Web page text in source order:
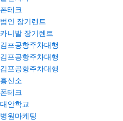
폰테크
법인 장기렌트
카니발 장기렌트
김포공항주차대행
김포공항주차대행
김포공항주차대행
흥신소
폰테크
대안학교
병원마케팅